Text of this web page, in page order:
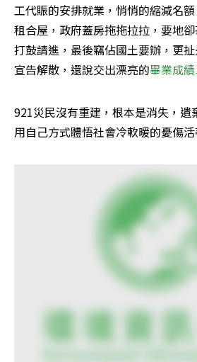
工代賑的安排就業，悄悄的縮減名
租合屋，政府蓋房拖拖拉拉，要地
打鼓請進，最後竊佔國土要辦，更
宣告解散，還說交出漂亮的畢業成
921災民沒有重建，根本是消失，遺
用自己方式體悟社會冷軟暖的憂傷活